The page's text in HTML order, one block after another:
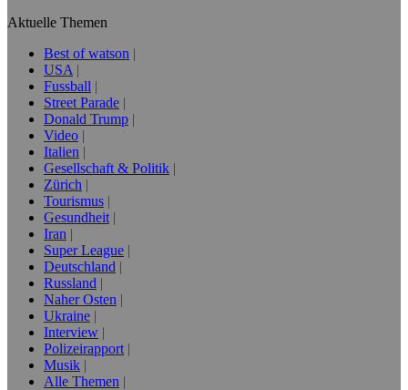
Aktuelle Themen
Best of watson
USA
Fussball
Street Parade
Donald Trump
Video
Italien
Gesellschaft & Politik
Zürich
Tourismus
Gesundheit
Iran
Super League
Deutschland
Russland
Naher Osten
Ukraine
Interview
Polizeirapport
Musik
Alle Themen